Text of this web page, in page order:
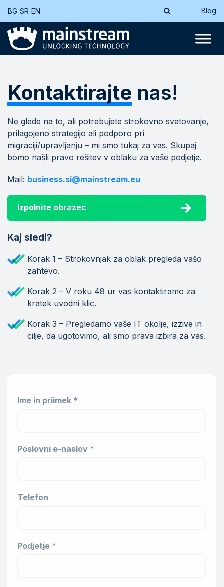
BG SR EN Blog
Kontaktirajte nas!
Ne glede na to, ali potrebujete strokovno svetovanje,
prilagojeno strategijo ali podporo pri
migraciji/upravljanju – mi smo tukaj za vas. Skupaj
bomo našli pravo rešitev v oblaku za vaše podjetje.
Mail: business.si@mainstream.eu
Izpolnite obrazec
Kaj sledi?
Korak 1 – Strokovnjak za oblak pregleda vašo
zahtevo.
Korak 2 – V roku 48 ur vas kontaktiramo za
kratek uvodni klic.
Korak 3 – Pregledamo vaše IT okolje, izzive in
cilje, da ugotovimo, ali smo prava izbira za vas.
Ime in priimek *
Poslovni e-naslov *
Telefon
Podjetje *